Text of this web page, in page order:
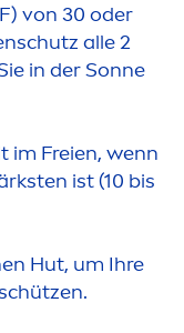
von 30 oder
alle 2
in der Sonne
im Freien, wenn
ist (10 bis
Hut, um Ihre